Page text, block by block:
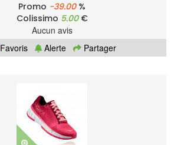
Promo -39.00%
Colissimo 5.00€
Aucun avis
Favoris
Alerte Partager